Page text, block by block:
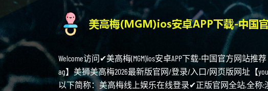
Welcome访问✔美高梅(MGM)ios安卓APP下载-中国官方网站推
ag】美狮美高梅2026最新版官网/登录/入口/网页版网址【youxi-
以下简称：美高梅线上娱乐在线登录✔正版官网全站,全称: